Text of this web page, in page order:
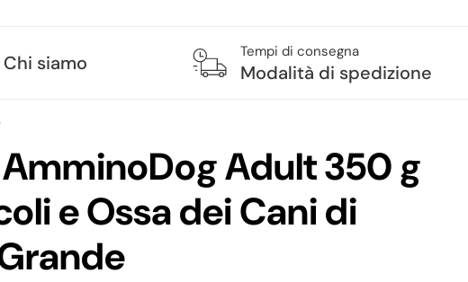
Chi siamo
Tempi di consegna
Modalità di spedizione
Adult 350 g
e Ossa dei Cani di